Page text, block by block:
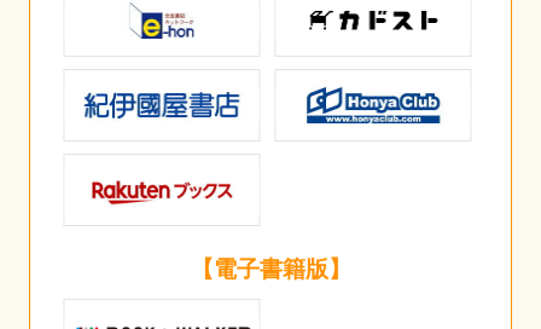
【電子書籍版】